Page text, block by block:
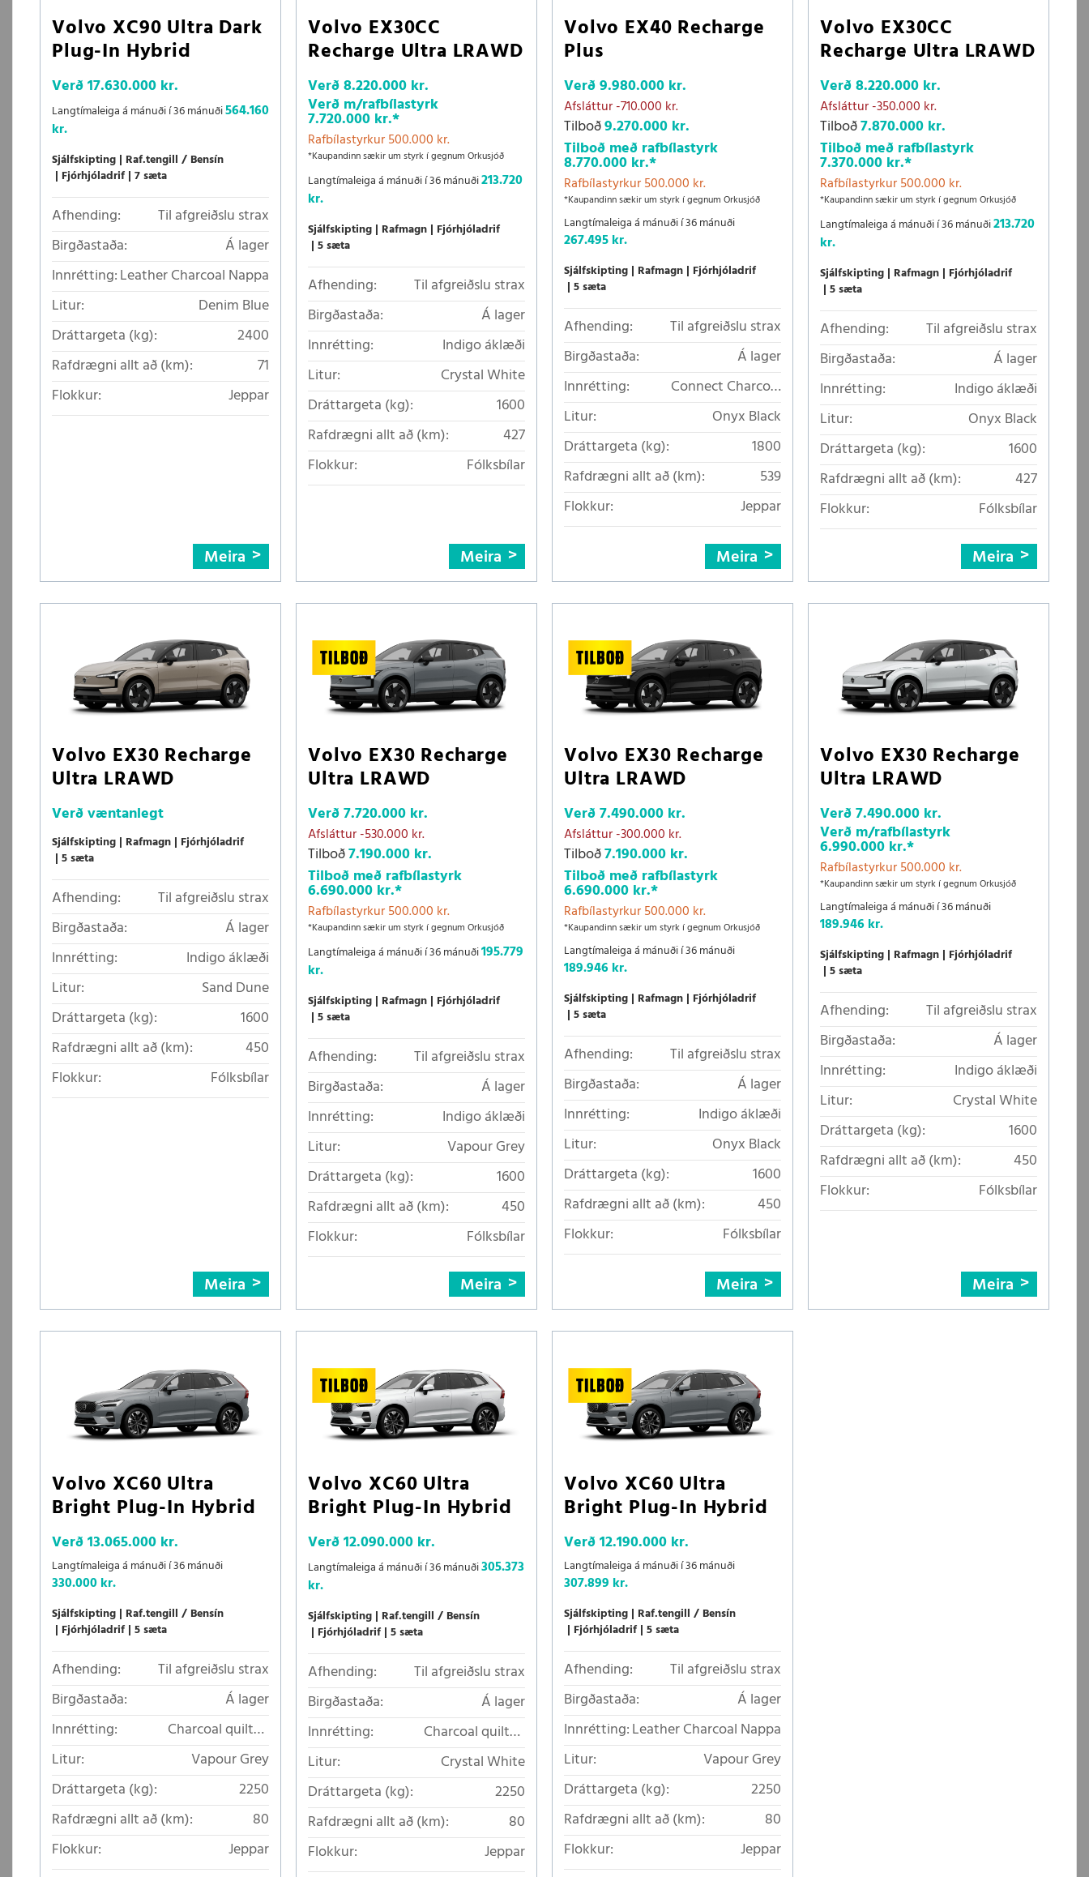
Volvo XC90 Ultra Dark
Plug-In Hybrid
Verð17.630.000 kr.
Langtímaleiga á mánuði í 36 mánuði564.160
kr.
Sjálfskipting Raf.tengill / Bensín
Fjórhjóladrif 7 sæta
Afhending:
Til afgreiðslu strax
Birgðastaða:
Á lager
Innrétting:Leather Charcoal Nappa
Litur:
Denim Blue
Dráttargeta (kg):
2400
Rafdrægni allt að (km):
71
Flokkur:
Jeppar
Meira
Volvo EX30CC
Recharge Ultra LRAWD
Verð8.220.000 kr.
Verð m/rafbílastyrk
7.720.000 kr.*
Rafbílastyrkur 500.000 kr.
*Kaupandinn sækir um styrk í gegnum Orkusjóð
Langtímaleiga á mánuði í 36 mánuði213.720
kr.
Sjálfskipting Rafmagn Fjórhjóladrif
5 sæta
Afhending:
Til afgreiðslu strax
Birgðastaða:
Á lager
Innrétting:
Indigo áklæði
Litur:
Crystal White
Dráttargeta (kg):
1600
Rafdrægni allt að (km):
427
Flokkur:
Fólksbílar
Meira
Volvo EX40 Recharge
Plus
Verð9.980.000 kr.
Afsláttur-710.000 kr.
Tilboð9.270.000 kr.
Tilboð með rafbílastyrk
8.770.000 kr.*
Rafbílastyrkur 500.000 kr.
*Kaupandinn sækir um styrk í gegnum Orkusjóð
Langtímaleiga á mánuði í 36 mánuði
267.495 kr.
Sjálfskipting Rafmagn Fjórhjóladrif
5 sæta
Afhending:
Til afgreiðslu strax
Birgðastaða:
Á lager
Innrétting:
Connect Charcoal
textíláklæði/Microtech á
slitflötum
Litur:
Onyx Black
Dráttargeta (kg):
1800
Rafdrægni allt að (km):
539
Flokkur:
Jeppar
Meira
Volvo EX30CC
Recharge Ultra LRAWD
Verð8.220.000 kr.
Afsláttur-350.000 kr.
Tilboð7.870.000 kr.
Tilboð með rafbílastyrk
7.370.000 kr.*
Rafbílastyrkur 500.000 kr.
*Kaupandinn sækir um styrk í gegnum Orkusjóð
Langtímaleiga á mánuði í 36 mánuði213.720
kr.
Sjálfskipting Rafmagn Fjórhjóladrif
5 sæta
Afhending:
Til afgreiðslu strax
Birgðastaða:
Á lager
Innrétting:
Indigo áklæði
Litur:
Onyx Black
Dráttargeta (kg):
1600
Rafdrægni allt að (km):
427
Flokkur:
Fólksbílar
Meira
Volvo EX30 Recharge
Ultra LRAWD
Verðvæntanlegt
Sjálfskipting Rafmagn Fjórhjóladrif
5 sæta
Afhending:
Til afgreiðslu strax
Birgðastaða:
Á lager
Innrétting:
Indigo áklæði
Litur:
Sand Dune
Dráttargeta (kg):
1600
Rafdrægni allt að (km):
450
Flokkur:
Fólksbílar
Meira
Volvo EX30 Recharge
Ultra LRAWD
Verð7.720.000 kr.
Afsláttur-530.000 kr.
Tilboð7.190.000 kr.
Tilboð með rafbílastyrk
6.690.000 kr.*
Rafbílastyrkur 500.000 kr.
*Kaupandinn sækir um styrk í gegnum Orkusjóð
Langtímaleiga á mánuði í 36 mánuði195.779
kr.
Sjálfskipting Rafmagn Fjórhjóladrif
5 sæta
Afhending:
Til afgreiðslu strax
Birgðastaða:
Á lager
Innrétting:
Indigo áklæði
Litur:
Vapour Grey
Dráttargeta (kg):
1600
Rafdrægni allt að (km):
450
Flokkur:
Fólksbílar
Meira
Volvo EX30 Recharge
Ultra LRAWD
Verð7.490.000 kr.
Afsláttur-300.000 kr.
Tilboð7.190.000 kr.
Tilboð með rafbílastyrk
6.690.000 kr.*
Rafbílastyrkur 500.000 kr.
*Kaupandinn sækir um styrk í gegnum Orkusjóð
Langtímaleiga á mánuði í 36 mánuði
189.946 kr.
Sjálfskipting Rafmagn Fjórhjóladrif
5 sæta
Afhending:
Til afgreiðslu strax
Birgðastaða:
Á lager
Innrétting:
Indigo áklæði
Litur:
Onyx Black
Dráttargeta (kg):
1600
Rafdrægni allt að (km):
450
Flokkur:
Fólksbílar
Meira
Volvo EX30 Recharge
Ultra LRAWD
Verð7.490.000 kr.
Verð m/rafbílastyrk
6.990.000 kr.*
Rafbílastyrkur 500.000 kr.
*Kaupandinn sækir um styrk í gegnum Orkusjóð
Langtímaleiga á mánuði í 36 mánuði
189.946 kr.
Sjálfskipting Rafmagn Fjórhjóladrif
5 sæta
Afhending:
Til afgreiðslu strax
Birgðastaða:
Á lager
Innrétting:
Indigo áklæði
Litur:
Crystal White
Dráttargeta (kg):
1600
Rafdrægni allt að (km):
450
Flokkur:
Fólksbílar
Meira
Volvo XC60 Ultra
Bright Plug-In Hybrid
Verð13.065.000 kr.
Langtímaleiga á mánuði í 36 mánuði
330.000 kr.
Sjálfskipting Raf.tengill / Bensín
Fjórhjóladrif 5 sæta
Afhending:
Til afgreiðslu strax
Birgðastaða:
Á lager
Innrétting:
Charcoal quilted
Nordico
Litur:
Vapour Grey
Dráttargeta (kg):
2250
Rafdrægni allt að (km):
80
Flokkur:
Jeppar
Volvo XC60 Ultra
Bright Plug-In Hybrid
Verð12.090.000 kr.
Langtímaleiga á mánuði í 36 mánuði305.373
kr.
Sjálfskipting Raf.tengill / Bensín
Fjórhjóladrif 5 sæta
Afhending:
Til afgreiðslu strax
Birgðastaða:
Á lager
Innrétting:
Charcoal quilted
Nordico
Litur:
Crystal White
Dráttargeta (kg):
2250
Rafdrægni allt að (km):
80
Flokkur:
Jeppar
Volvo XC60 Ultra
Bright Plug-In Hybrid
Verð12.190.000 kr.
Langtímaleiga á mánuði í 36 mánuði
307.899 kr.
Sjálfskipting Raf.tengill / Bensín
Fjórhjóladrif 5 sæta
Afhending:
Til afgreiðslu strax
Birgðastaða:
Á lager
Innrétting:Leather Charcoal Nappa
Litur:
Vapour Grey
Dráttargeta (kg):
2250
Rafdrægni allt að (km):
80
Flokkur:
Jeppar